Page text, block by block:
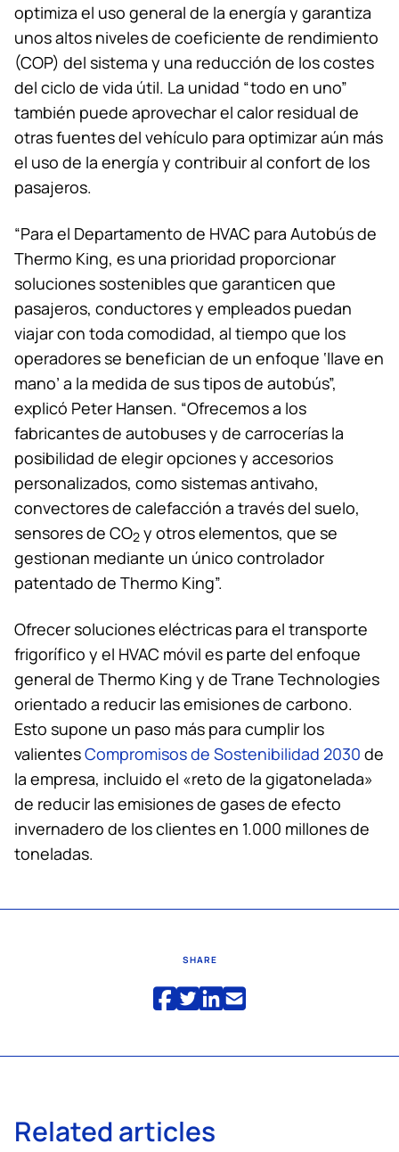
optimiza el uso general de la energía y garantiza
unos altos niveles de coeficiente de rendimiento
(COP) del sistema y una reducción de los costes
del ciclo de vida útil. La unidad “todo en uno”
también puede aprovechar el calor residual de
otras fuentes del vehículo para optimizar aún más
el uso de la energía y contribuir al confort de los
pasajeros.
“Para el Departamento de HVAC para Autobús de
Thermo King, es una prioridad proporcionar
soluciones sostenibles que garanticen que
pasajeros, conductores y empleados puedan
viajar con toda comodidad, al tiempo que los
operadores se benefician de un enfoque ‘llave en
mano’ a la medida de sus tipos de autobús”,
explicó Peter Hansen. “Ofrecemos a los
fabricantes de autobuses y de carrocerías la
posibilidad de elegir opciones y accesorios
personalizados, como sistemas antivaho,
convectores de calefacción a través del suelo,
sensores de CO2 y otros elementos, que se
gestionan mediante un único controlador
patentado de Thermo King”.
Ofrecer soluciones eléctricas para el transporte
frigorífico y el HVAC móvil es parte del enfoque
general de Thermo King y de Trane Technologies
orientado a reducir las emisiones de carbono.
Esto supone un paso más para cumplir los
valientesCompromisos de Sostenibilidad 2030 de
la empresa, incluido el «reto de la gigatonelada»
de reducir las emisiones de gases de efecto
invernadero de los clientes en 1.000 millones de
toneladas.
SHARE
Related articles